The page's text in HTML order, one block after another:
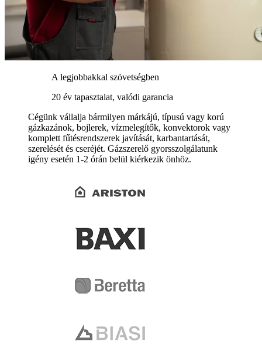
A legjobbakkal szövetségben
20 év tapasztalat, valódi garancia
Cégünk vállalja bármilyen márkájú, típusú vagy korú
gázkazánok, bojlerek, vízmelegítők, konvektorok vagy
komplett fűtésrendszerek javítását, karbantartását,
szerelését és cseréjét. Gázszerelő gyorsszolgálatunk
igény esetén 1-2 órán belül kiérkezik önhöz.